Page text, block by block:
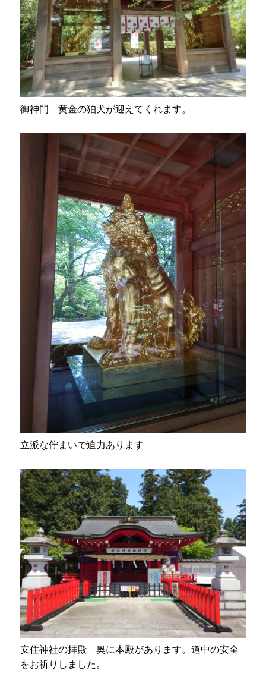
御神門 黄金の狛犬が迎えてくれます。
立派な佇まいで迫力あります
安住神社の拝殿 奥に本殿があります。道中の安全
をお祈りしました。